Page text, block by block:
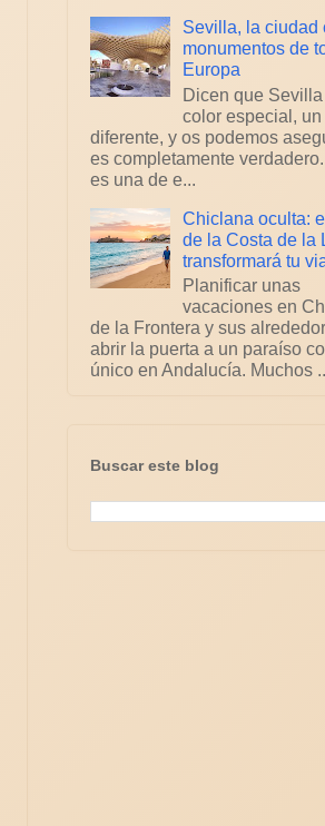
Sevilla, la ciudad
monumentos de
Europa
Dicen que
color especial,
diferente, y os podemos
es completamente
es una de e...
Chiclana oculta:
de la Costa de la
transformará tu
Planificar unas
vacaciones en
de la Frontera y sus
abrir la puerta a un paraíso
único en Andalucía. Muchos
Buscar este blog